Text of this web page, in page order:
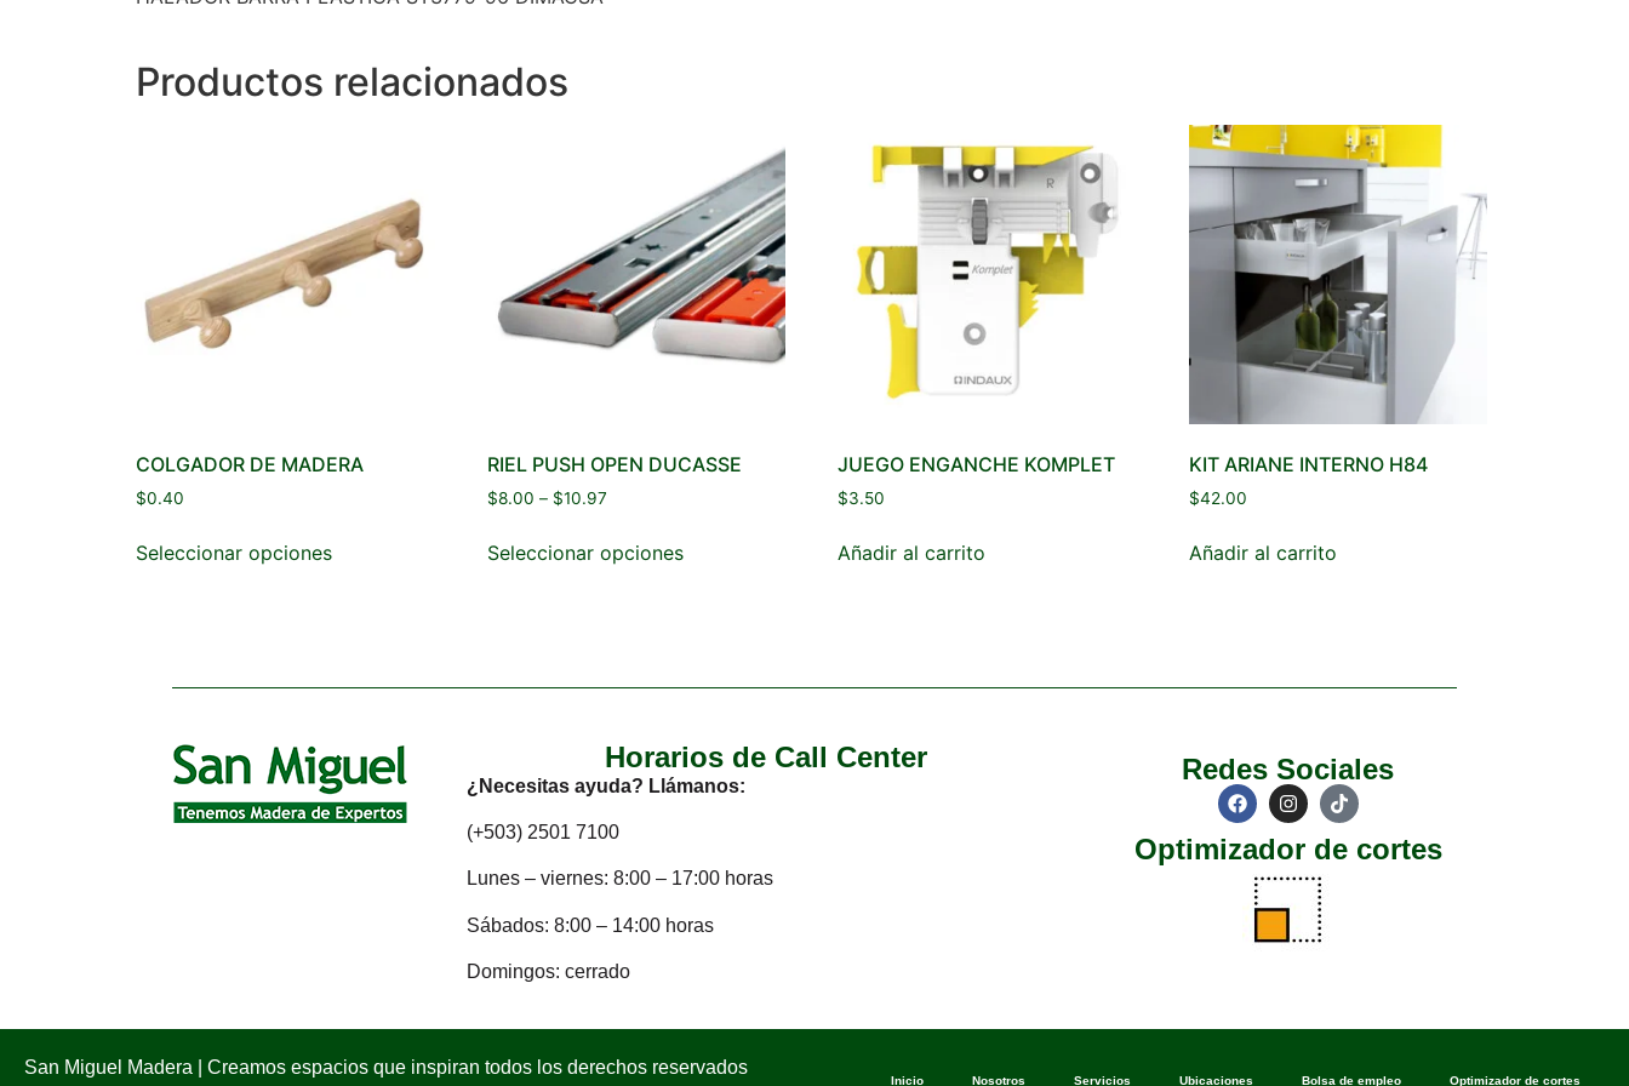
Productos relacionados
COLGADOR DE MADERA
$0.40
Seleccionar opciones
RIEL PUSH OPEN DUCASSE
$8.00 – $10.97
Seleccionar opciones
JUEGO ENGANCHE KOMPLET
$3.50
Añadir al carrito
KIT ARIANE INTERNO H84
$42.00
Añadir al carrito
Horarios de Call Center
¿Necesitas ayuda? Llámanos:
(+503) 2501 7100
Lunes – viernes: 8:00 – 17:00 horas
Sábados: 8:00 – 14:00 horas
Domingos: cerrado
Redes Sociales
Optimizador de cortes
San Miguel Madera | Creamos espacios que inspiran todos los derechos reservados
Inicio Nosotros Servicios Ubicaciones Bolsa de empleo Optimizador de cortes